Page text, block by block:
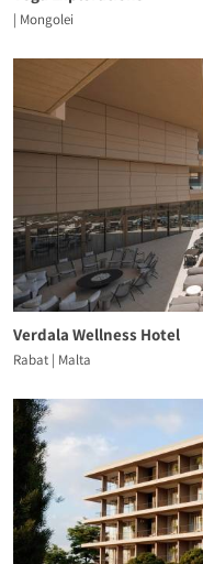
| Mongolei
Verdala Wellness Hotel
Rabat | Malta